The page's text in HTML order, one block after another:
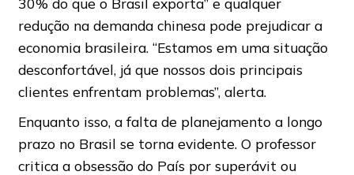
redução na demanda chinesa pode prejudicar a
economia brasileira. “Estamos em uma situação
desconfortável, já que nossos dois principais
clientes enfrentam problemas”, alerta.
Enquanto isso, a falta de planejamento a longo
prazo no Brasil se torna evidente. O professor
critica a obsessão do País por superávit ou